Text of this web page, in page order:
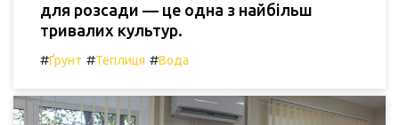
для розсади — це одна з найбільш
тривалих культур.
#Ґрунт #Теплиця #Вода